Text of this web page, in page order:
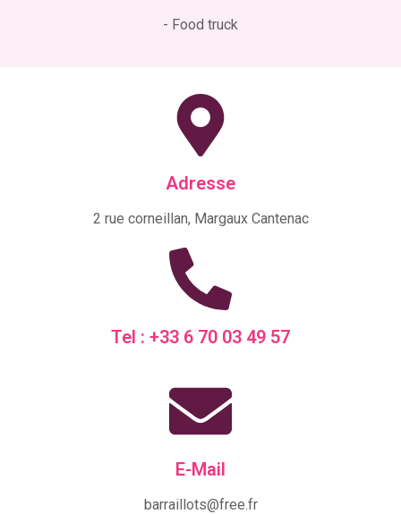
- Food truck
Adresse
2 rue corneillan, Margaux Cantenac
Tel : +33 6 70 03 49 57
E-Mail
barraillots@free.fr